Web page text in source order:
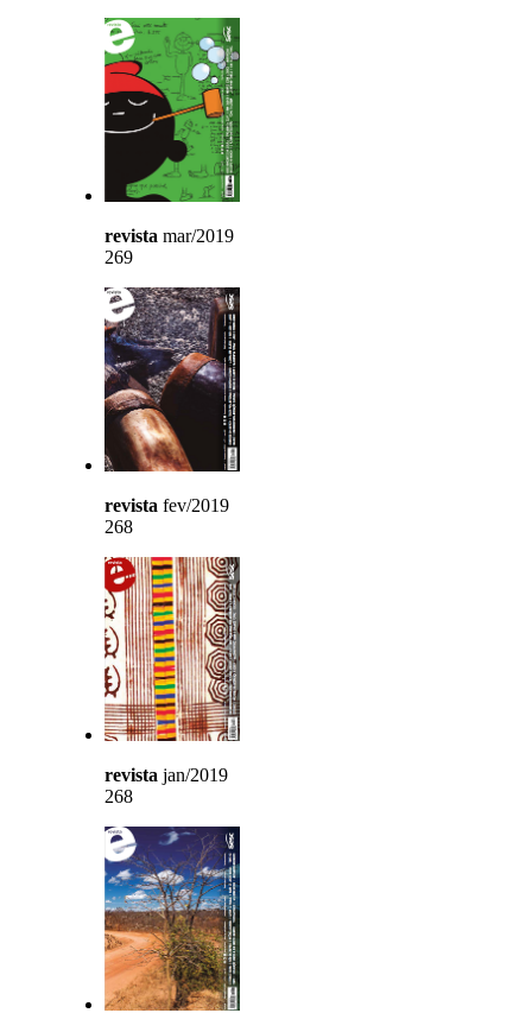
revista mar/2019
269
revista fev/2019
268
revista jan/2019
268